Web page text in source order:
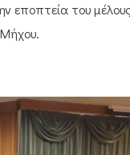
εποπτεία του
Μήχου.